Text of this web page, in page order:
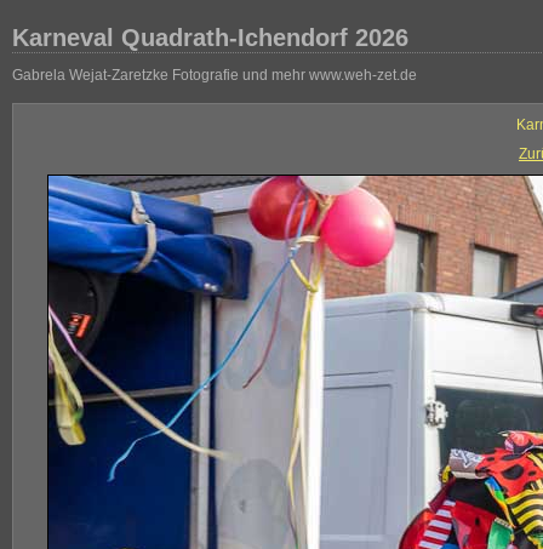
Karneval Quadrath-Ichendorf 2026
Gabrela Wejat-Zaretzke Fotografie und mehr www.weh-zet.de